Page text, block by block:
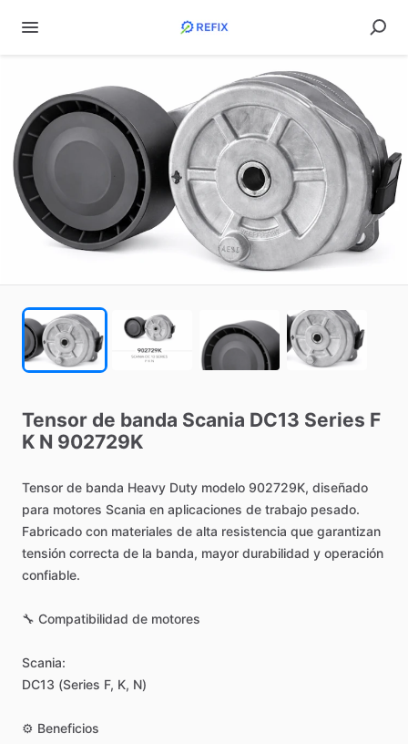
Tensor de banda Scania DC13 Series F
K N 902729K
Tensor de banda Heavy Duty modelo 902729K, diseñado
para motores Scania en aplicaciones de trabajo pesado.
Fabricado con materiales de alta resistencia que garantizan
tensión correcta de la banda, mayor durabilidad y operación
confiable.
🔧 Compatibilidad de motores
Scania:
DC13 (Series F, K, N)
⚙️ Beneficios